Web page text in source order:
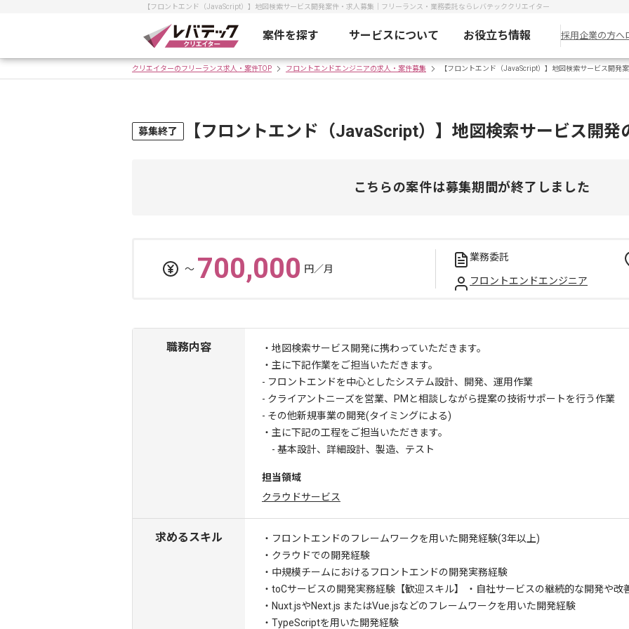
【フロントエンド（JavaScript）】地図検索サービス開発案件・求人募集｜フリーランス・業務委託ならレバテッククリエイター
案件を探す サービスについて お役立ち情報 採用企業の方へ
クリエイターのフリーランス求人・案件TOP フロントエンドエンジニアの求人・案件募集 【フロントエンド（JavaScript）】地図検索サービス開発
募集終了 【フロントエンド（JavaScript）】地図検索サービス開発
こちらの案件は募集期間が終了しました
〜 700,000 円／月
業務委託
フロントエンドエンジニア
職務内容
・地図検索サービス開発に携わっていただきます。
・主に下記作業をご担当いただきます。
- フロントエンドを中心としたシステム設計、開発、運用作業
- クライアントニーズを営業、PMと相談しながら提案の技術サポートを行う作業
- その他新規事業の開発(タイミングによる)
・主に下記の工程をご担当いただきます。
- 基本設計、詳細設計、製造、テスト
担当領域
クラウドサービス
求めるスキル
・フロントエンドのフレームワークを用いた開発経験(3年以上)
・クラウドでの開発経験
・中規模チームにおけるフロントエンドの開発実務経験
・toCサービスの開発実務経験 【歓迎スキル】 ・自社サービスの継続的な開発や改
・Nuxt.jsやNext.js またはVue.jsなどのフレームワークを用いた開発経験
・TypeScriptを用いた開発経験